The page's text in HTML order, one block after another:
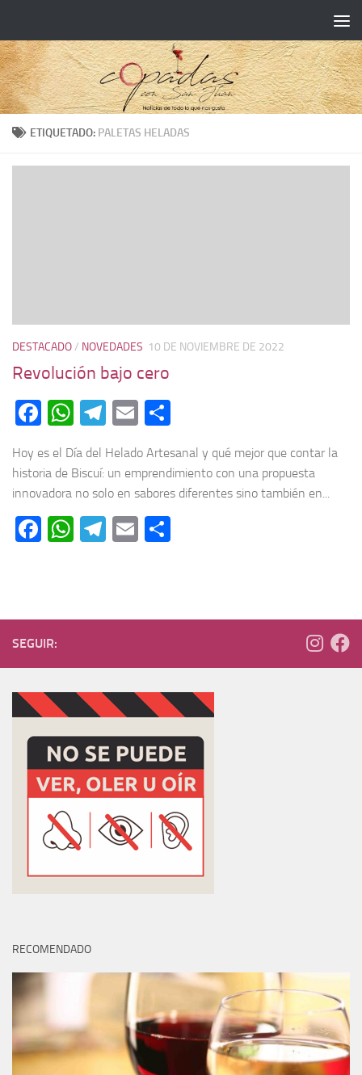
ETIQUETADO: PALETAS HELADAS
DESTACADO/ NOVEDADES 10 DE NOVIEMBRE DE 2022
Revolución bajo cero
Facebook
WhatsApp
Telegram
Email
Hoy es el Día del Helado Artesanal y qué mejor que contar la
historia de Biscuí: un emprendimiento con una propuesta
innovadora no solo en sabores diferentes sino también en...
Facebook
WhatsApp
Telegram
Email
SEGUIR:
RECOMENDADO